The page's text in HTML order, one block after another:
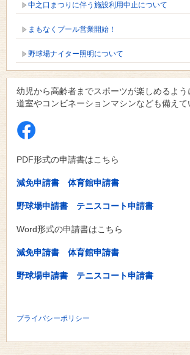
中之口まつりに伴う施設利用中止について
まもなくプール営業開始！
野球場ナイター照明について
幼児から高齢者までスポーツが楽しめるよう
道室やコンビネーションマシンなども備えて
PDF形式の申請書はこちら
減免申請書 体育館申請書
野球場申請書 テニスコート申請書
Word形式の申請書はこちら
減免申請書 体育館申請書
野球場申請書 テニスコート申請書
プライバシーポリシー